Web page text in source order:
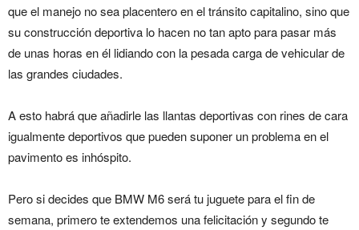
que el manejo no sea placentero en el tránsito capitalino, sino que
su construcción deportiva lo hacen no tan apto para pasar más
de unas horas en él lidiando con la pesada carga de vehicular de
las grandes ciudades.
A esto habrá que añadirle las llantas deportivas con rines de cara
igualmente deportivos que pueden suponer un problema en el
pavimento es inhóspito.
Pero si decides que BMW M6 será tu juguete para el fin de
semana, primero te extendemos una felicitación y segundo te